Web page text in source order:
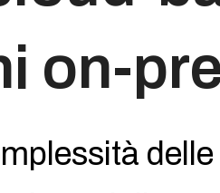
on-